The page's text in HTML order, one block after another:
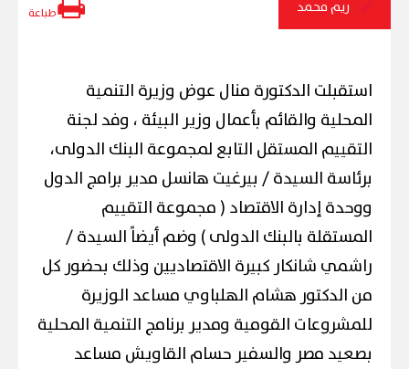
ريم محمد طباعة
استقبلت الدكتورة منال عوض وزيرة التنمية
المحلية والقائم بأعمال وزير البيئة ، وفد لجنة
التقييم المستقل التابع لمجموعة البنك الدولى،
برئاسة السيدة / بيرغيت هانسل مدير برامج الدول
ووحدة إدارة الاقتصاد ( مجموعة التقييم
المستقلة بالبنك الدولى ) وضم أيضاً السيدة /
راشمي شانكار كبيرة الاقتصاديين وذلك بحضور كل
من الدكتور هشام الهلباوي مساعد الوزيرة
للمشروعات القومية ومدير برنامج التنمية المحلية
بصعيد مصر والسفير حسام القاويش مساعد